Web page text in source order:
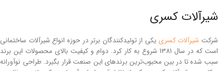
شیرآلات کسری
شرکت شیرآلات کسری یکی از تولیدکنندگان برتر در حوزه انواع شیرآلات ساختمانی
است که در سال 1381 شروع به کار کرد. دوام و کیفیت بالای محصولات این برند
سبب شده تا در بین محبوب‌ترین برندهای این صنعت قرار بگیرد. طراحی نوآورانه